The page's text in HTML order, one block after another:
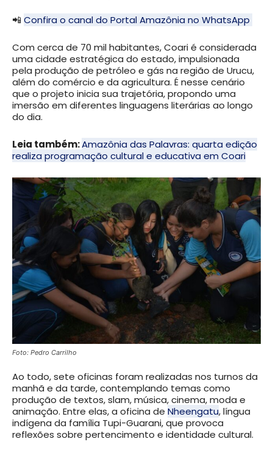
📲 Confira o canal do Portal Amazônia no WhatsApp
Com cerca de 70 mil habitantes, Coari é considerada
uma cidade estratégica do estado, impulsionada
pela produção de petróleo e gás na região de Urucu,
além do comércio e da agricultura. É nesse cenário
que o projeto inicia sua trajetória, propondo uma
imersão em diferentes linguagens literárias ao longo
do dia.
Leia também:Amazônia das Palavras: quarta edição
realiza programação cultural e educativa em Coari
Foto: Pedro Carrilho
Ao todo, sete oficinas foram realizadas nos turnos da
manhã e da tarde, contemplando temas como
produção de textos, slam, música, cinema, moda e
animação. Entre elas, a oficina de Nheengatu, língua
indígena da família Tupi-Guarani, que provoca
reflexões sobre pertencimento e identidade cultural.